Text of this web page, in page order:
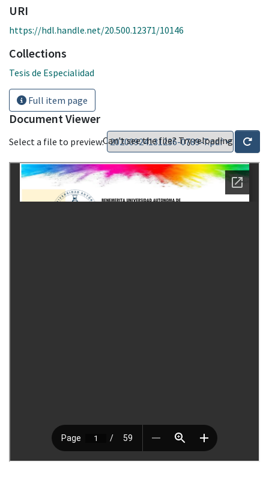
URI
https://hdl.handle.net/20.500.12371/10146
Collections
Tesis de Especialidad
Full item page
Document Viewer
Select a file to preview:Can't see the file? Try reloading